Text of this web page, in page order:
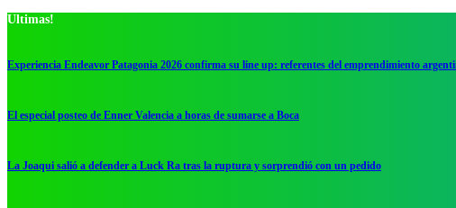
Ultimas!
Experiencia Endeavor Patagonia 2026 confirma su line up: referentes del emprendimiento
El especial posteo de Enner Valencia a horas de sumarse a Boca
La Joaqui salió a defender a Luck Ra tras la ruptura y sorprendió con un pedido